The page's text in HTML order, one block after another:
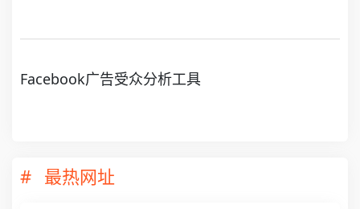
Facebook广告受众分析工具
最热网址